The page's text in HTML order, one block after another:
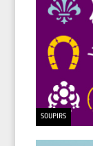
SOUPIRS